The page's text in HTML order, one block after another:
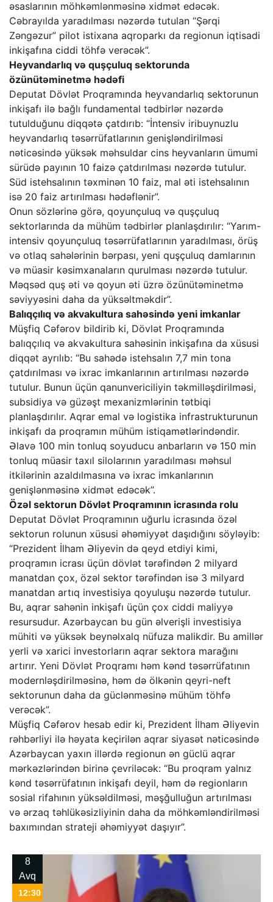
əsaslarının möhkəmlənməsinə xidmət edəcək.
Cəbrayılda yaradılması nəzərdə tutulan “Şərqi
Zəngəzur” pilot istixana aqroparkı da regionun iqtisadi
inkişafına ciddi töhfə verəcək”.
Heyvandarlıq və quşçuluq sektorunda
özünütəminetmə hədəfi
Deputat Dövlət Proqramında heyvandarlıq sektorunun
inkişafı ilə bağlı fundamental tədbirlər nəzərdə
tutulduğunu diqqətə çatdırıb: “İntensiv iribuynuzlu
heyvandarlıq təsərrüfatlarının genişləndirilməsi
nəticəsində yüksək məhsuldar cins heyvanların ümumi
sürüdə payının 10 faizə çatdırılması nəzərdə tutulur.
Süd istehsalının təxminən 10 faiz, mal əti istehsalının
isə 20 faiz artırılması hədəflənir”.
Onun sözlərinə görə, qoyunçuluq və quşçuluq
sektorlarında da mühüm tədbirlər planlaşdırılır: “Yarım-
intensiv qoyunçuluq təsərrüfatlarının yaradılması, örüş
və otlaq sahələrinin bərpası, yeni quşçuluq damlarının
və müasir kəsimxanaların qurulması nəzərdə tutulur.
Məqsəd quş əti və qoyun əti üzrə özünütəminetmə
səviyyəsini daha da yüksəltməkdir”.
Balıqçılıq və akvakultura sahəsində yeni imkanlar
Müşfiq Cəfərov bildirib ki, Dövlət Proqramında
balıqçılıq və akvakultura sahəsinin inkişafına da xüsusi
diqqət ayrılıb: “Bu sahədə istehsalın 7,7 min tona
çatdırılması və ixrac imkanlarının artırılması nəzərdə
tutulur. Bunun üçün qanunvericiliyin təkmilləşdirilməsi,
subsidiya və güzəşt mexanizmlərinin tətbiqi
planlaşdırılır. Aqrar emal və logistika infrastrukturunun
inkişafı da proqramın mühüm istiqamətlərindəndir.
Əlavə 100 min tonluq soyuducu anbarların və 150 min
tonluq müasir taxıl silolarının yaradılması məhsul
itkilərinin azaldılmasına və ixrac imkanlarının
genişlənməsinə xidmət edəcək”.
Özəl sektorun Dövlət Proqramının icrasında rolu
Deputat Dövlət Proqramının uğurlu icrasında özəl
sektorun rolunun xüsusi əhəmiyyət daşıdığını söyləyib:
“Prezident İlham Əliyevin də qeyd etdiyi kimi,
proqramın icrası üçün dövlət tərəfindən 2 milyard
manatdan çox, özəl sektor tərəfindən isə 3 milyard
manatdan artıq investisiya qoyuluşu nəzərdə tutulur.
Bu, aqrar sahənin inkişafı üçün çox ciddi maliyyə
resursudur. Azərbaycan bu gün əlverişli investisiya
mühiti və yüksək beynəlxalq nüfuza malikdir. Bu amillər
yerli və xarici investorların aqrar sektora marağını
artırır. Yeni Dövlət Proqramı həm kənd təsərrüfatının
modernləşdirilməsinə, həm də ölkənin qeyri-neft
sektorunun daha da güclənməsinə mühüm töhfə
verəcək”.
Müşfiq Cəfərov hesab edir ki, Prezident İlham Əliyevin
rəhbərliyi ilə həyata keçirilən aqrar siyasət nəticəsində
Azərbaycan yaxın illərdə regionun ən güclü aqrar
mərkəzlərindən birinə çevriləcək: “Bu proqram yalnız
kənd təsərrüfatının inkişafı deyil, həm də regionların
sosial rifahının yüksəldilməsi, məşğulluğun artırılması
və ərzaq təhlükəsizliyinin daha da möhkəmləndirilməsi
baxımından strateji əhəmiyyət daşıyır”.
8
Avq
12:30